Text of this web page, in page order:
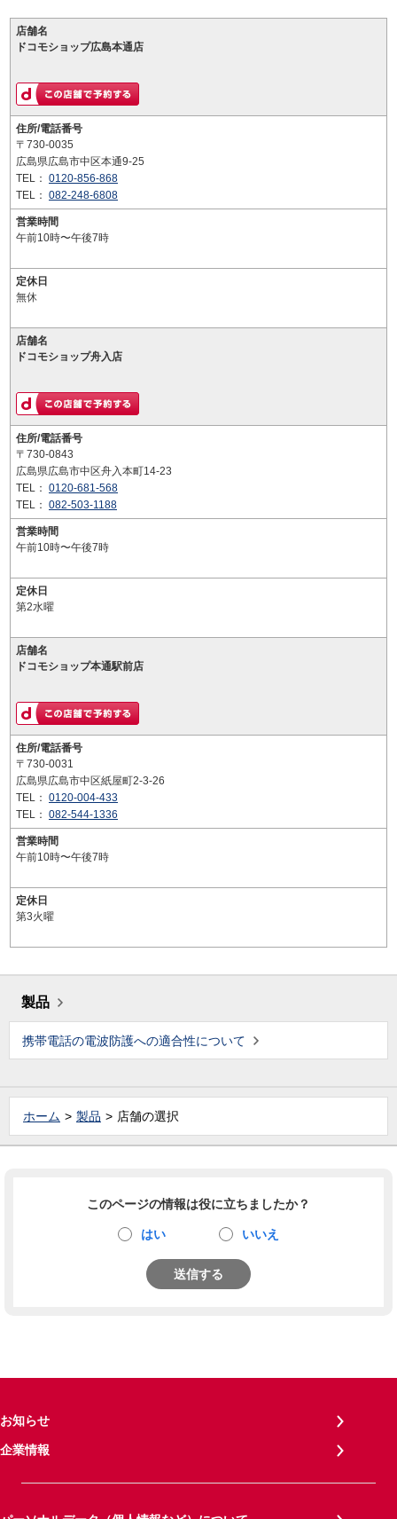
店舗名
ドコモショップ広島本通店
住所/電話番号
〒730-0035
広島県広島市中区本通9-25
TEL： 0120-856-868
TEL： 082-248-6808
営業時間
午前10時〜午後7時
定休日
無休
店舗名
ドコモショップ舟入店
住所/電話番号
〒730-0843
広島県広島市中区舟入本町14-23
TEL： 0120-681-568
TEL： 082-503-1188
営業時間
午前10時〜午後7時
定休日
第2水曜
店舗名
ドコモショップ本通駅前店
住所/電話番号
〒730-0031
広島県広島市中区紙屋町2-3-26
TEL： 0120-004-433
TEL： 082-544-1336
営業時間
午前10時〜午後7時
定休日
第3火曜
製品
携帯電話の電波防護への適合性について
ホーム 製品 店舗の選択
このページの情報は役に立ちましたか？
はい いいえ
送信する
お知らせ
企業情報